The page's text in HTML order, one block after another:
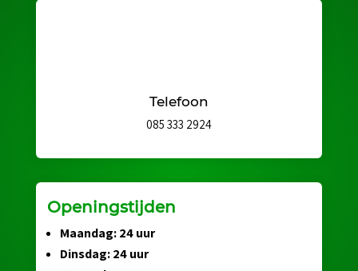
Telefoon
085 333 2924
Openingstijden
Maandag: 24 uur
Dinsdag: 24 uur